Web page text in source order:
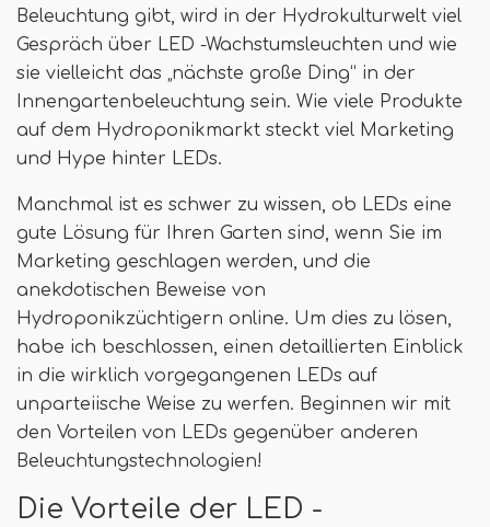
Beleuchtung gibt, wird in der Hydrokulturwelt viel
Gespräch über LED -Wachstumsleuchten und wie
sie vielleicht das „nächste große Ding“ in der
Innengartenbeleuchtung sein. Wie viele Produkte
auf dem Hydroponikmarkt steckt viel Marketing
und Hype hinter LEDs.
Manchmal ist es schwer zu wissen, ob LEDs eine
gute Lösung für Ihren Garten sind, wenn Sie im
Marketing geschlagen werden, und die
anekdotischen Beweise von
Hydroponikzüchtigern online. Um dies zu lösen,
habe ich beschlossen, einen detaillierten Einblick
in die wirklich vorgegangenen LEDs auf
unparteiische Weise zu werfen. Beginnen wir mit
den Vorteilen von LEDs gegenüber anderen
Beleuchtungstechnologien!
Die Vorteile der LED -